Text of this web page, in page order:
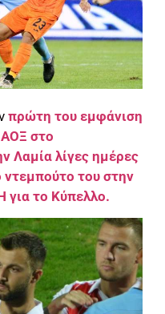
πρώτη του εμφάνιση
στο
Λαμία λίγες ημέρες
ντεμπούτο του στην
για το Κύπελλο.